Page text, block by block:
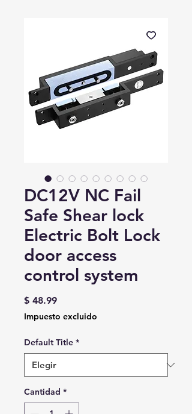
DC12V NC Fail
Safe Shear lock
Electric Bolt Lock
door access
control system
$ 48.99Precio
Impuesto excluido
Default Title *
Cantidad *